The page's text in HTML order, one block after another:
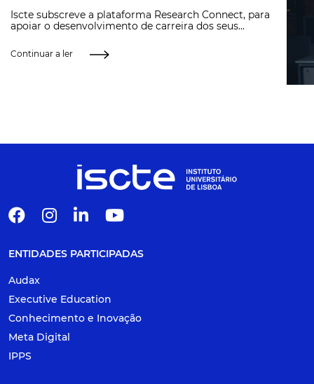
Iscte subscreve a plataforma Research Connect, para
apoiar o desenvolvimento de carreira dos seus...
Continuar a ler
ENTIDADES PARTICIPADAS
Audax
Executive Education
Conhecimento e Inovação
Meta Digital
IPPS